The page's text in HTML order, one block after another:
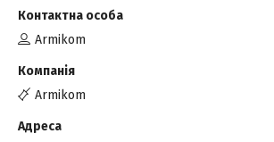
Armikom
Armikom